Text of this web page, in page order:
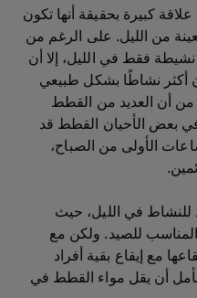
كبيرة بحقيقة أنها تكون
من الليل. على الرغم من
فقط في الليل، إلا أن
أكثر نشاطًا بشكل طبيعي
أن العديد من القطط
في بعض الأحيان القطط قد
الأولى من الصباح،
للنشاط في الليل، حيث
المناسب للصيد. ولكن مع
مع إيقاع بقية أفراد
أن يقل مواء القطط في